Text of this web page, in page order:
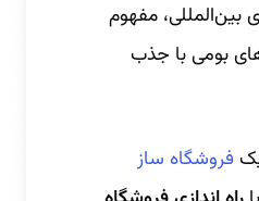
بین‌المللی، مفهوم
بومی با جذب
فروشگاه ساز